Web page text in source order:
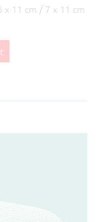
11 cm / 7 x 11 cm